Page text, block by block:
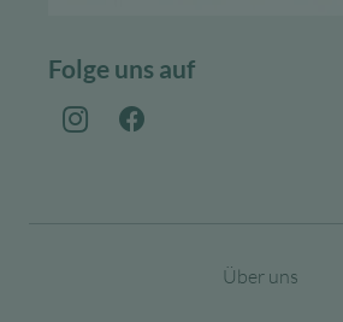
Folge uns auf
Über uns